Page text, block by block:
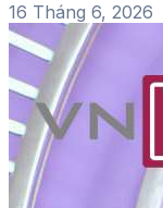
16 Tháng 6, 2026